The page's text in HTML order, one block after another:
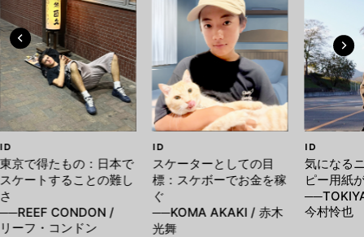
ID
東京で得たもの：日本で
スケートすることの難し
さ
──REEF CONDON /
リーフ・コンドン
ID
スケーターとしての目
標：スケボーでお金を稼
ぐ
──KOMA AKAKI / 赤木
光舞
ID
気になる
ピー用紙
今村怜也